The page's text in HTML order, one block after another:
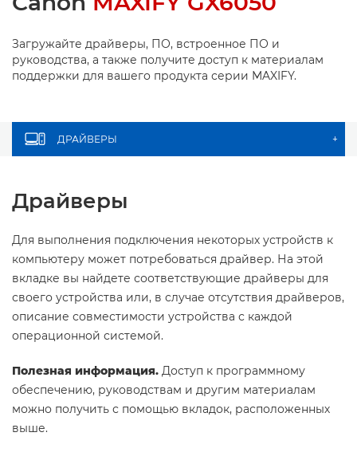
Загружайте драйверы, ПО, встроенное ПО и
руководства, а также получите доступ к материалам
поддержки для вашего продукта серии MAXIFY.
ДРАЙВЕРЫ +
Драйверы
Для выполнения подключения некоторых устройств к
компьютеру может потребоваться драйвер. На этой
вкладке вы найдете соответствующие драйверы для
своего устройства или, в случае отсутствия драйверов,
описание совместимости устройства с каждой
операционной системой.
Полезная информация. Доступ к программному
обеспечению, руководствам и другим материалам
можно получить с помощью вкладок, расположенных
выше.